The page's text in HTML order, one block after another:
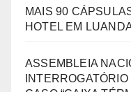
MAIS 90
HOTEL EM
ASSEMBLEIA